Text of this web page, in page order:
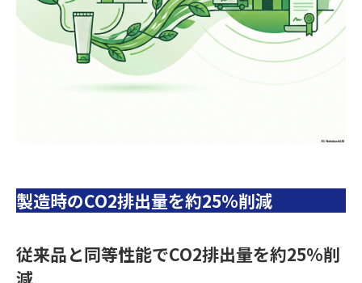
製造時のCO2排出量を約25％削減
従来品と同等性能でCO2排出量を約25％削
減